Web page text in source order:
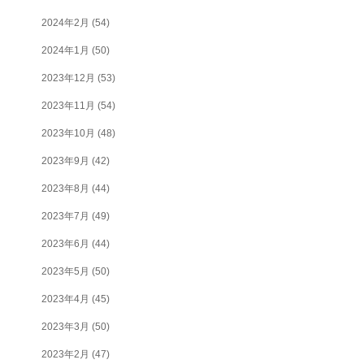
2024年2月 (54)
2024年1月 (50)
2023年12月 (53)
2023年11月 (54)
2023年10月 (48)
2023年9月 (42)
2023年8月 (44)
2023年7月 (49)
2023年6月 (44)
2023年5月 (50)
2023年4月 (45)
2023年3月 (50)
2023年2月 (47)